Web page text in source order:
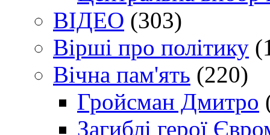
ВІДЕО (303)
Вірші про політику
Вічна пам'ять (220)
Гройсман Дмитро
Загиблі герої